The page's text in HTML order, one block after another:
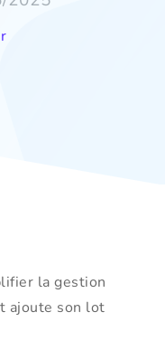
la gestion
ajoute son lot